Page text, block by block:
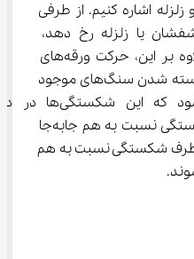
زلزله اشاره کنیم. از طرفی
اقیانوس‌ها، آتشفشان یا زلزله رخ دهد،
سونامی ایجاد خواهد شد. علاوه بر این، حرکت ورقه‌های
سنگ کره می‌تواند موجب شکسته شدن سنگ‌های موجود
(سنگ‌های دو طرف شکستگی نسبت به هم جابه‌جا
طرف شکستگی نسبت به هم